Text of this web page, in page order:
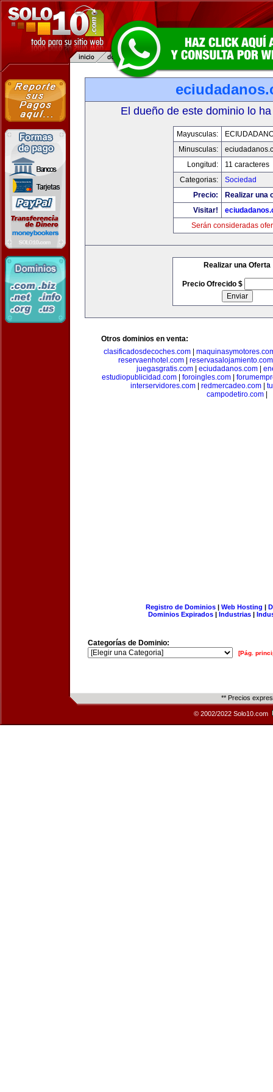
El dueño de este dominio lo
Mayusculas:
Minusculas:
Longitud:
11 caracteres
Categorias:
Sociedad
Precio:
Realizar una
Visitar!
Serán consideradas
Realizar una Oferta
Precio Ofrecido $
Otros dominios en venta:
clasificadosdecoches.com
reservaenhotel.com| reservasalojamiento.com
juegasgratis.com
eciudadanos.com
estudiopublicidad.com| foroingles.com|
interservidores.com
redmercadeo.com
campodetiro.com
Registro de Dominios| Web Hosting |
Dominios Expirados | Industrias |
Categorías de Dominio:
[Pág.
** Precios
© 2002/2022 Solo10.com